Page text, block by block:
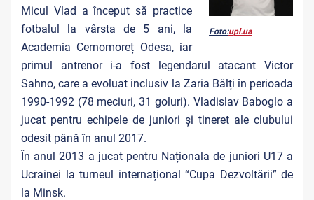
Foto:upl.ua
Micul Vlad a început să practice
fotbalul la vârsta de 5 ani, la
Academia Cernomoreț Odesa, iar
primul antrenor i-a fost legendarul atacant Victor
Sahno, care a evoluat inclusiv la Zaria Bălți în perioada
1990-1992 (78 meciuri, 31 goluri). Vladislav Baboglo a
jucat pentru echipele de juniori și tineret ale clubului
odesit până în anul 2017.
În anul 2013 a jucat pentru Naționala de juniori U17 a
Ucrainei la turneul internațional “Cupa Dezvoltării” de
la Minsk.